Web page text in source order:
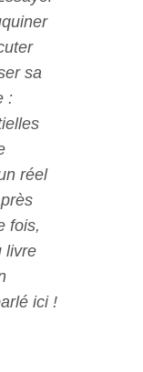
sa
:
réel
fois,
livre
ici !